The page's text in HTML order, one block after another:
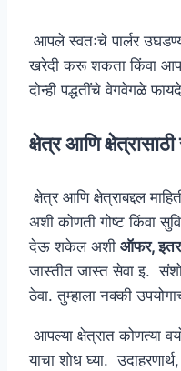
आपले स्वतःचे पार्लर
खरेदी करू शकता किंवा
दोन्ही पद्धतींचे वेगवेगळे
क्षेत्र आणि
क्षेत्र आणि क्षेत्राबद्दल
अशी कोणती गोष्ट किंवा
देऊ शकेल अशी ऑफर,
जास्तीत जास्त सेवा इ.
ठेवा. तुम्हाला नक्की
आपल्या क्षेत्रात कोणत्या
याचा शोध घ्या.